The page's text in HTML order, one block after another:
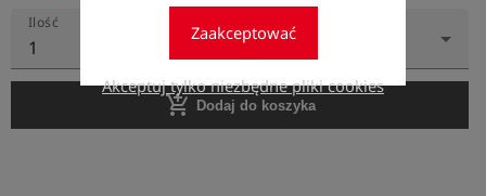
Zaakceptować
Akceptuj tylko niezbędne pliki cookies
Ilość
1
add_shopping_cart Dodaj do koszyka